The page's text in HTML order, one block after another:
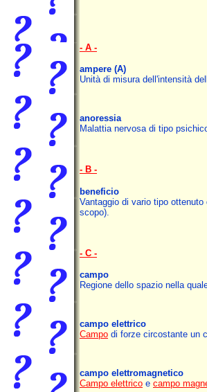
- A -
ampere (A)
Unità di misura dell'intensità
anoressia
Malattia nervosa di tipo
- B -
beneficio
Vantaggio di vario tipo
scopo).
- C -
campo
Regione dello spazio nella
campo elettrico
Campo di forze circostante un
campo elettromagnetico
Campo elettrico e campo